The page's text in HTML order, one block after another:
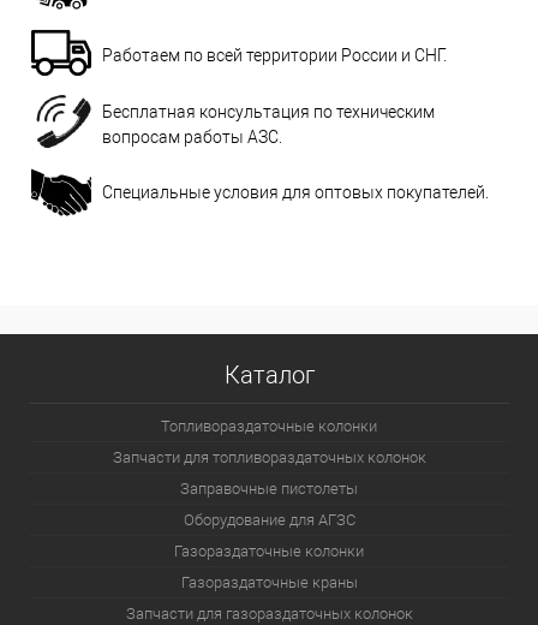
Работаем по всей территории России и СНГ.
Бесплатная консультация по техническим
вопросам работы АЗС.
Специальные условия для оптовых покупателей.
Каталог
Топливораздаточные колонки
Запчасти для топливораздаточных колонок
Заправочные пистолеты
Оборудование для АГЗС
Газораздаточные колонки
Газораздаточные краны
Запчасти для газораздаточных колонок